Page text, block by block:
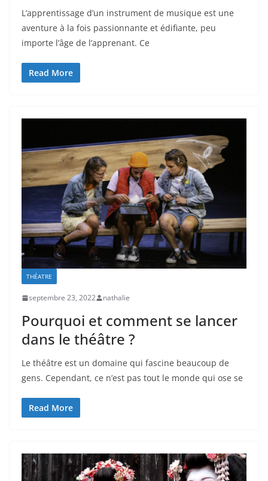
L’apprentissage d’un instrument de musique est une
aventure à la fois passionnante et édifiante, peu
importe l’âge de l’apprenant. Ce
Read More
THÉATRE
septembre 23, 2022 nathalie
Pourquoi et comment se lancer
dans le théâtre ?
Le théâtre est un domaine qui fascine beaucoup de
gens. Cependant, ce n’est pas tout le monde qui ose se
Read More